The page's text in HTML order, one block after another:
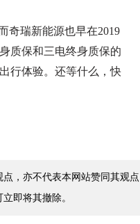
奇瑞新能源也早在2019
质保和三电终身质保的
行体验。还等什么，快
，亦不代表本网站赞同其观点
即将其撤除。